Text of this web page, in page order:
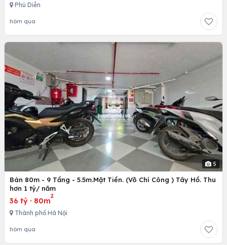
Phú Diễn
hôm qua
5
Bán 80m - 9 Tầng - 5.5m.Mặt Tiền. (Võ Chí Công ) Tây Hồ. Thu
hơn 1 tỷ/ năm
36 tỷ · 80m
2
Thành phố Hà Nội
hôm qua